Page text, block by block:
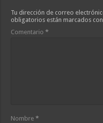
Tu dirección de correo
obligatorios están marcados
Comentario*
Nombre*